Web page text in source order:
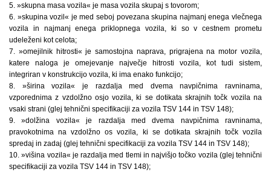
5. »skupna masa vozila« je masa vozila skupaj s tovorom;
6. »skupina vozil« je med seboj povezana skupina najmanj enega vlečnega
vozila in najmanj enega priklopnega vozila, ki so v cestnem prometu
udeleženi kot celota;
7. »omejilnik hitrosti« je samostojna naprava, prigrajena na motor vozila,
katere naloga je omejevanje največje hitrosti vozila, kot tudi sistem,
integriran v konstrukcijo vozila, ki ima enako funkcijo;
8. »širina vozila« je razdalja med dvema navpičnima ravninama,
vzporednima z vzdolžno osjo vozila, ki se dotikata skrajnih točk vozila na
vsaki strani (glej tehnični specifikaciji za vozila TSV 144 in TSV 148);
9. »dolžina vozila« je razdalja med dvema navpičnima ravninama,
pravokotnima na vzdolžno os vozila, ki se dotikata skrajnih točk vozila
spredaj in zadaj (glej tehnični specifikaciji za vozila TSV 144 in TSV 148);
10. »višina vozila« je razdalja med tlemi in najvišjo točko vozila (glej tehnični
specifikaciji za vozila TSV 144 in TSV 148);